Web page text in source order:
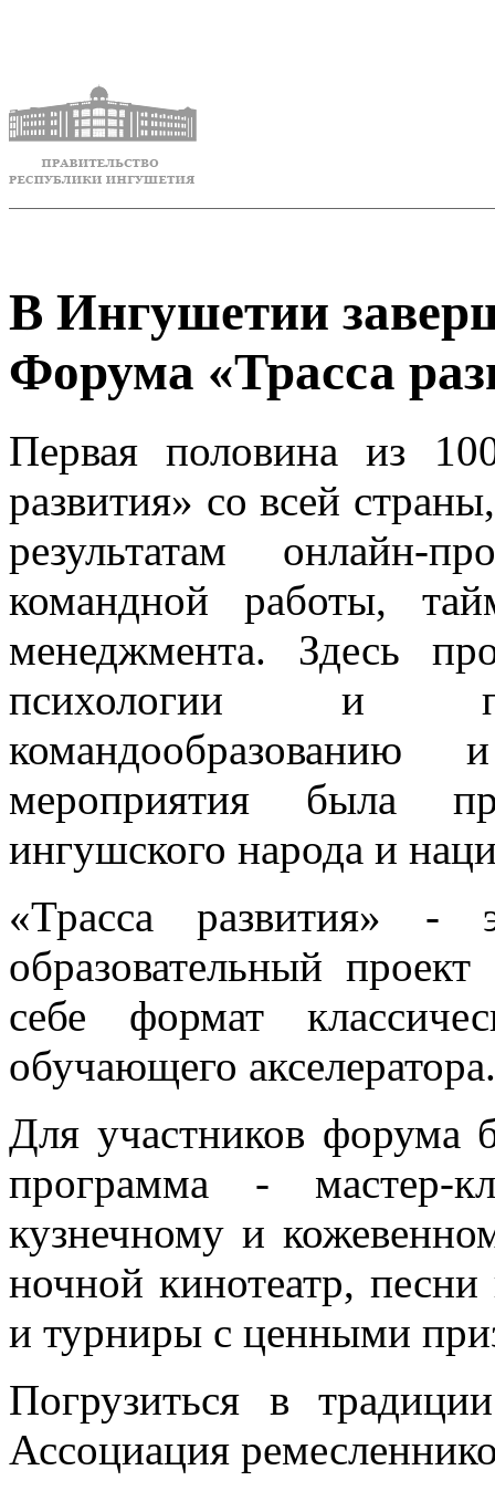
В Ингушетии
Форума «Трасса
Первая половина из
развития» со всей
результатам онлайн-
командной работы,
менеджмента. Здесь
психологии и
мероприятия была
ингушского народа и
«Трасса развития» -
образовательный
себе формат
обучающего акселератора.
Для участников форума
программа - мастер-
кузнечному и
ночной кинотеатр,
и турниры с ценными
Погрузиться в
Ассоциация